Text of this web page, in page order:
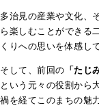
多治見の産業や文化、
ら楽しむことができる
くりへの思いを体感し
そして、前回の 「たじ
という元々の役割から
禍を経てこのまちの魅